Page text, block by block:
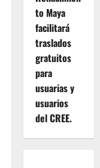
to Maya
facilitará
traslados
gratuitos
para
usuarias y
usuarios
del CREE.